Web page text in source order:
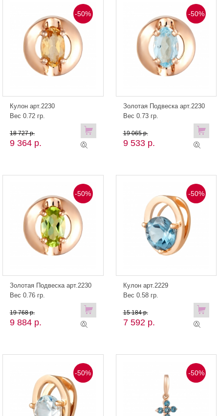
-50%
Кулон арт.2230
Вес 0.72 гр.
9 364 р.
18 727 р.
-50%
Золотая Подвеска арт.2230
Вес 0.73 гр.
9 533 р.
19 065 р.
-50%
Золотая Подвеска арт.2230
Вес 0.76 гр.
9 884 р.
19 768 р.
-50%
Кулон арт.2229
Вес 0.58 гр.
7 592 р.
15 184 р.
-50% -50%